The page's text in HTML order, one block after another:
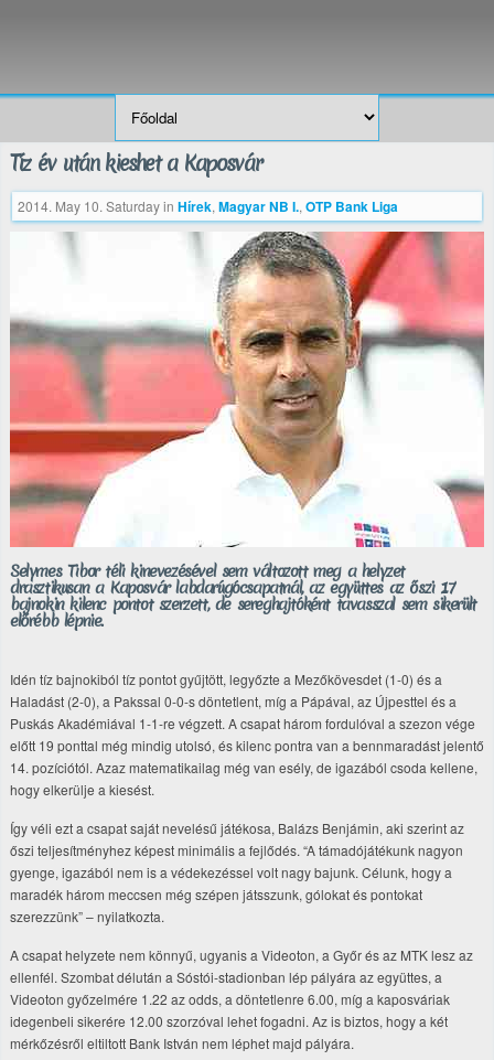
Tíz év után kieshet a Kaposvár
2014. May 10. Saturdayin Hírek, Magyar NB I., OTP Bank Liga
Selymes Tibor téli kinevezésével sem változott meg a helyzet
drasztikusan a Kaposvár labdarúgócsapatnál, az együttes az őszi 17
bajnokin kilenc pontot szerzett, de sereghajtóként tavasszal sem sikerült
előrébb lépnie.
Idén tíz bajnokiból tíz pontot gyűjtött, legyőzte a Mezőkövesdet (1-0) és a
Haladást (2-0), a Pakssal 0-0-s döntetlent, míg a Pápával, az Újpesttel és a
Puskás Akadémiával 1-1-re végzett. A csapat három fordulóval a szezon vége
előtt 19 ponttal még mindig utolsó, és kilenc pontra van a bennmaradást jelentő
14. pozíciótól. Azaz matematikailag még van esély, de igazából csoda kellene,
hogy elkerülje a kiesést.
Így véli ezt a csapat saját nevelésű játékosa, Balázs Benjámin, aki szerint az
őszi teljesítményhez képest minimális a fejlődés. “A támadójátékunk nagyon
gyenge, igazából nem is a védekezéssel volt nagy bajunk. Célunk, hogy a
maradék három meccsen még szépen játsszunk, gólokat és pontokat
szerezzünk” – nyilatkozta.
A csapat helyzete nem könnyű, ugyanis a Videoton, a Győr és az MTK lesz az
ellenfél. Szombat délután a Sóstói-stadionban lép pályára az együttes, a
Videoton győzelmére 1.22 az odds, a döntetlenre 6.00, míg a kaposváriak
idegenbeli sikerére 12.00 szorzóval lehet fogadni. Az is biztos, hogy a két
mérkőzésről eltiltott Bank István nem léphet majd pályára.